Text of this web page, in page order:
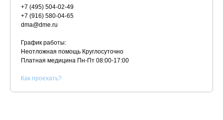
+7 (495) 504-02-49
+7 (916) 580-04-65
dma@dme.ru
График работы:
Неотложная помощь Круглосуточно
Платная медицина Пн-Пт 08:00-17:00
Как проехать?